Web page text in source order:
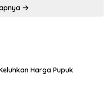
Harga Pupuk